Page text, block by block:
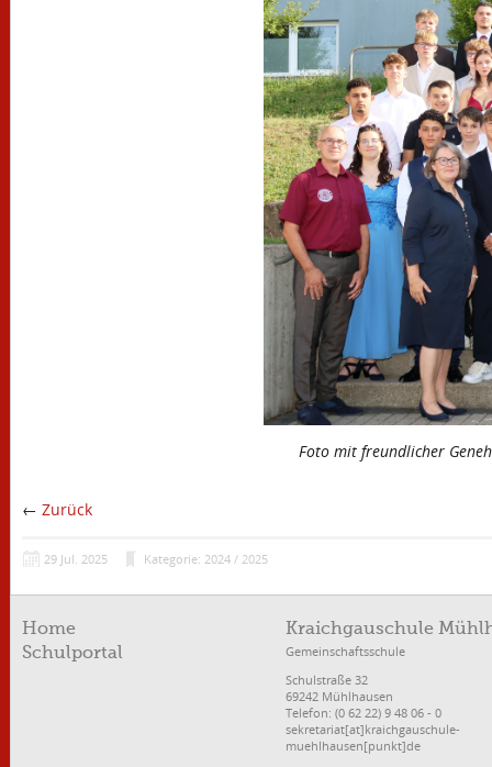
Foto mit freundlicher
← Zurück
29 Jul. 2025 Kategorie: 2024 / 2025
Home
Schulportal
Kraichgauschule
Gemeinschaftsschule
Schulstraße 32
69242 Mühlhausen
Telefon: (0 62 22) 9 48 06 - 0
sekretariat[at]kraichgauschule-
muehlhausen[punkt]de